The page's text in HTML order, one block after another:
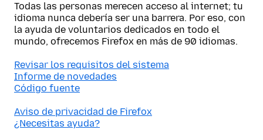
Todas las personas merecen acceso al internet; tu
idioma nunca debería ser una barrera. Por eso, con
la ayuda de voluntarios dedicados en todo el
mundo, ofrecemos Firefox en más de 90 idiomas.
Revisar los requisitos del sistema
Informe de novedades
Código fuente
Aviso de privacidad de Firefox
¿Necesitas ayuda?